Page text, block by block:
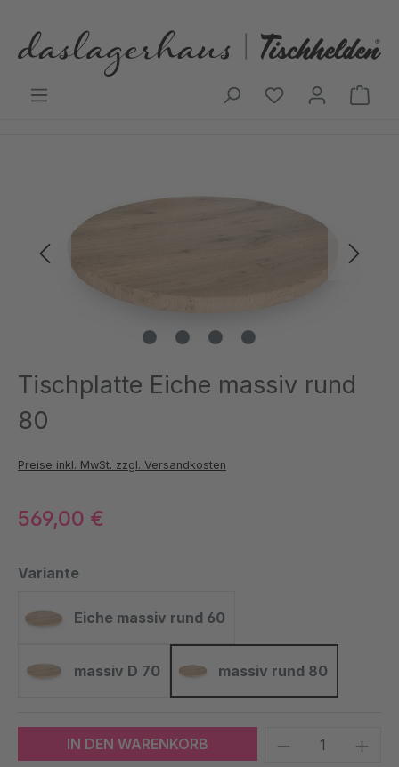
Tischplatte Eiche massiv rund
80
Preise inkl. MwSt. zzgl. Versandkosten
569,00 €
Variante
Eiche massiv rund 60
massiv D 70
massiv D 70
massiv rund 80
massiv rund 80
IN DEN WARENKORB Produkt